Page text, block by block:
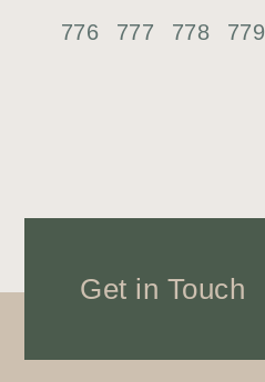
776 777 778 779
Get in Touch